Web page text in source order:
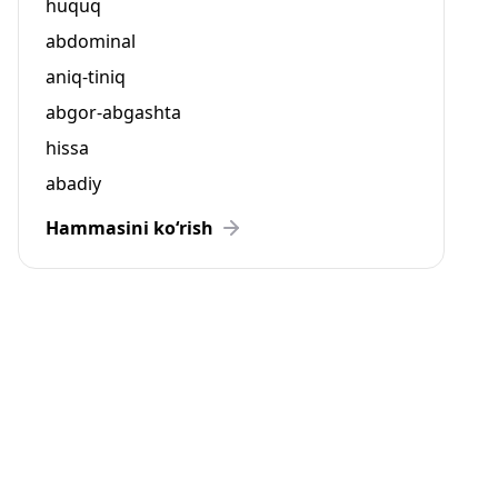
huquq
abdominal
aniq-tiniq
abgor-abgashta
hissa
abadiy
Hammasini ko‘rish